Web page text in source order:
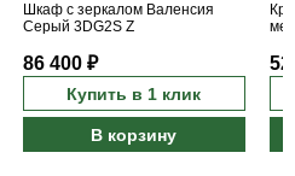
Шкаф с зеркалом Валенсия
Серый 3DG2S Z
86 400 ₽
Купить в 1 клик
В корзину
52